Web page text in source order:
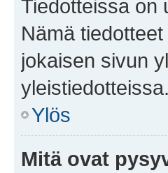
Tiedotteissa on
Nämä
jokaisen sivun
Ylös
Mitä ovat